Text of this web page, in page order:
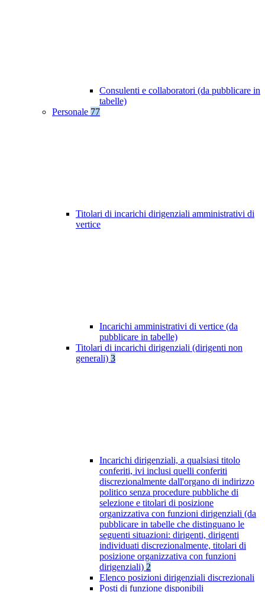
Consulenti e collaboratori (da pubblicare in
tabelle)
Personale 77
Titolari di incarichi dirigenziali amministrativi di
vertice
Incarichi amministrativi di vertice (da
pubblicare in tabelle)
Titolari di incarichi dirigenziali (dirigenti non
generali) 3
Incarichi dirigenziali, a qualsiasi titolo
conferiti, ivi inclusi quelli conferiti
discrezionalmente dall'organo di indirizzo
politico senza procedure pubbliche di
selezione e titolari di posizione
organizzativa con funzioni dirigenziali (da
pubblicare in tabelle che distinguano le
seguenti situazioni: dirigenti, dirigenti
individuati discrezionalmente, titolari di
posizione organizzativa con funzioni
dirigenziali) 2
Elenco posizioni dirigenziali discrezionali
Posti di funzione disponibili